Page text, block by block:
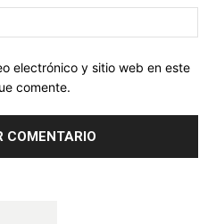
electrónico y sitio web en este
comente.